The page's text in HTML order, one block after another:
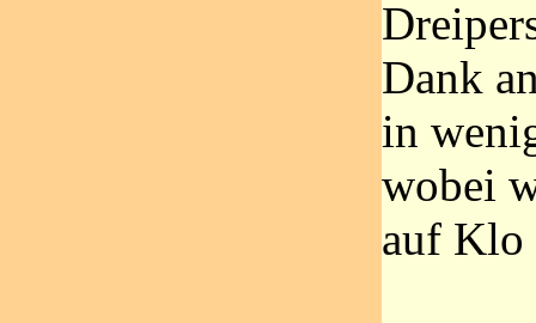
Dank
in
wobei
auf Klo